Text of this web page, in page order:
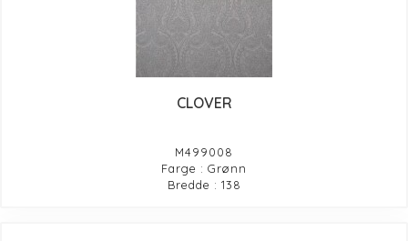
CLOVER
M499008
Farge : Grønn
Bredde : 138